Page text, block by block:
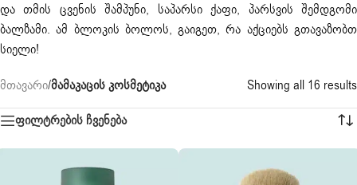
და თმის ცვენის შამპუნი, საპარსი ქაფი, პარსვის შემდგომი
ბალზამი. ამ ბლოკის ბოლოს, გაიგეთ, რა აქციებს გთავაზობთ
სიელი!
მთავარი/მამაკაცის კოსმეტიკა
Showing all 16 results
ფილტრების ჩვენება